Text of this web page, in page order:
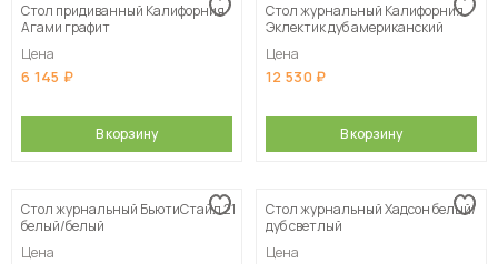
Стол придиванный Калифорния
Агами графит
Цена
6 145
В корзину
Стол журнальный Калифорния
Эклектик дуб американский
Цена
12 530
В корзину
Стол журнальный БьютиСтайл 21
белый/белый
Цена
Стол журнальный Хадсон белый/
дуб светлый
Цена